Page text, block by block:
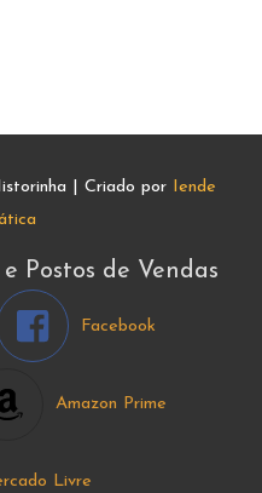
| Criado por
Iende
Postos de Vendas
Facebook
Amazon Prime
Livre